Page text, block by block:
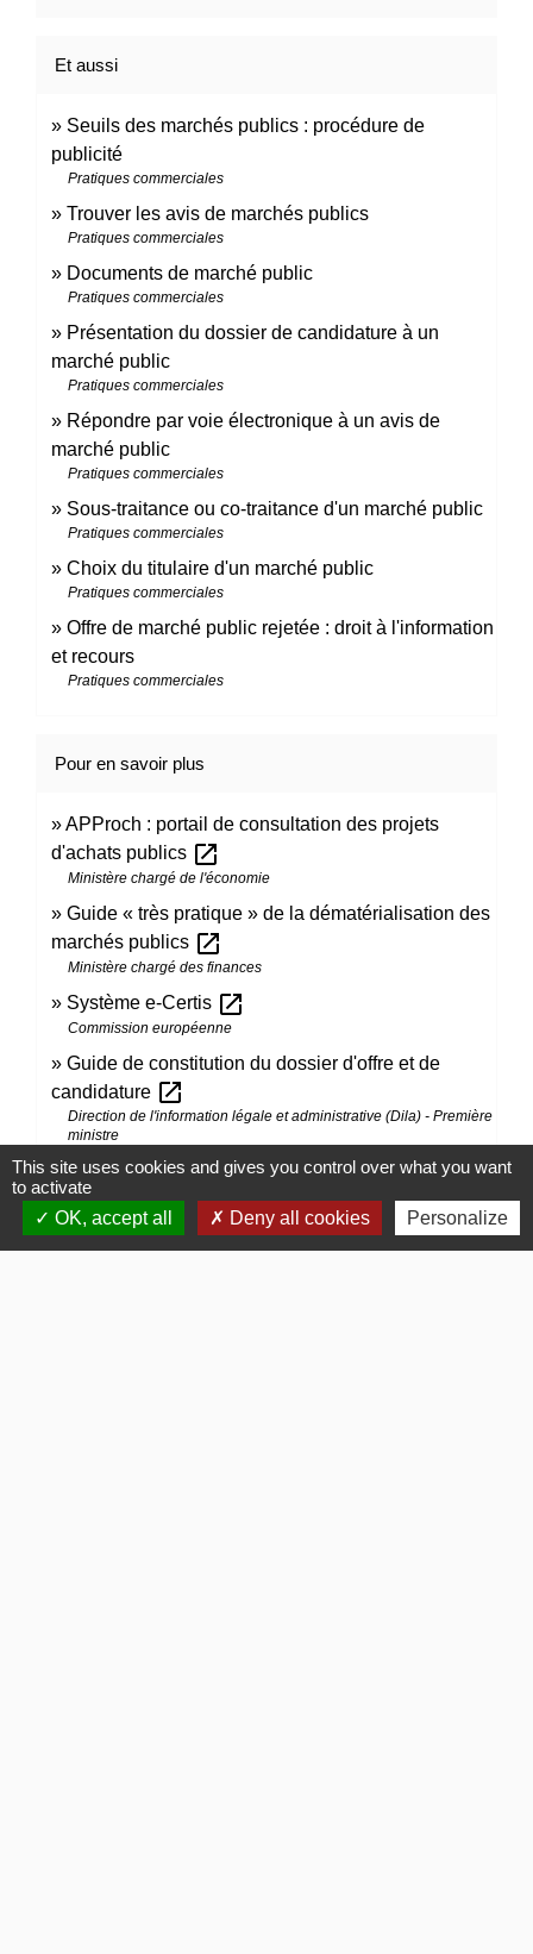
Et aussi
Seuils des marchés publics : procédure de
publicité
Pratiques commerciales
Trouver les avis de marchés publics
Pratiques commerciales
Documents de marché public
Pratiques commerciales
Présentation du dossier de candidature à un
marché public
Pratiques commerciales
Répondre par voie électronique à un avis de
marché public
Pratiques commerciales
Sous-traitance ou co-traitance d'un marché public
Pratiques commerciales
Choix du titulaire d'un marché public
Pratiques commerciales
Offre de marché public rejetée : droit à l'information
et recours
Pratiques commerciales
Pour en savoir plus
APProch : portail de consultation des projets
d'achats publics open_in_new
Ministère chargé de l'économie
Guide « très pratique » de la dématérialisation des
marchés publics open_in_new
Ministère chargé des finances
Système e-Certis open_in_new
Commission européenne
Guide de constitution du dossier d'offre et de
candidature open_in_new
Direction de l'information légale et administrative (Dila) - Première
ministre
Signaler une erreur sur cette page
This site uses cookies and gives you control over what you want
to activate
OK, accept all
Deny all cookies Personalize